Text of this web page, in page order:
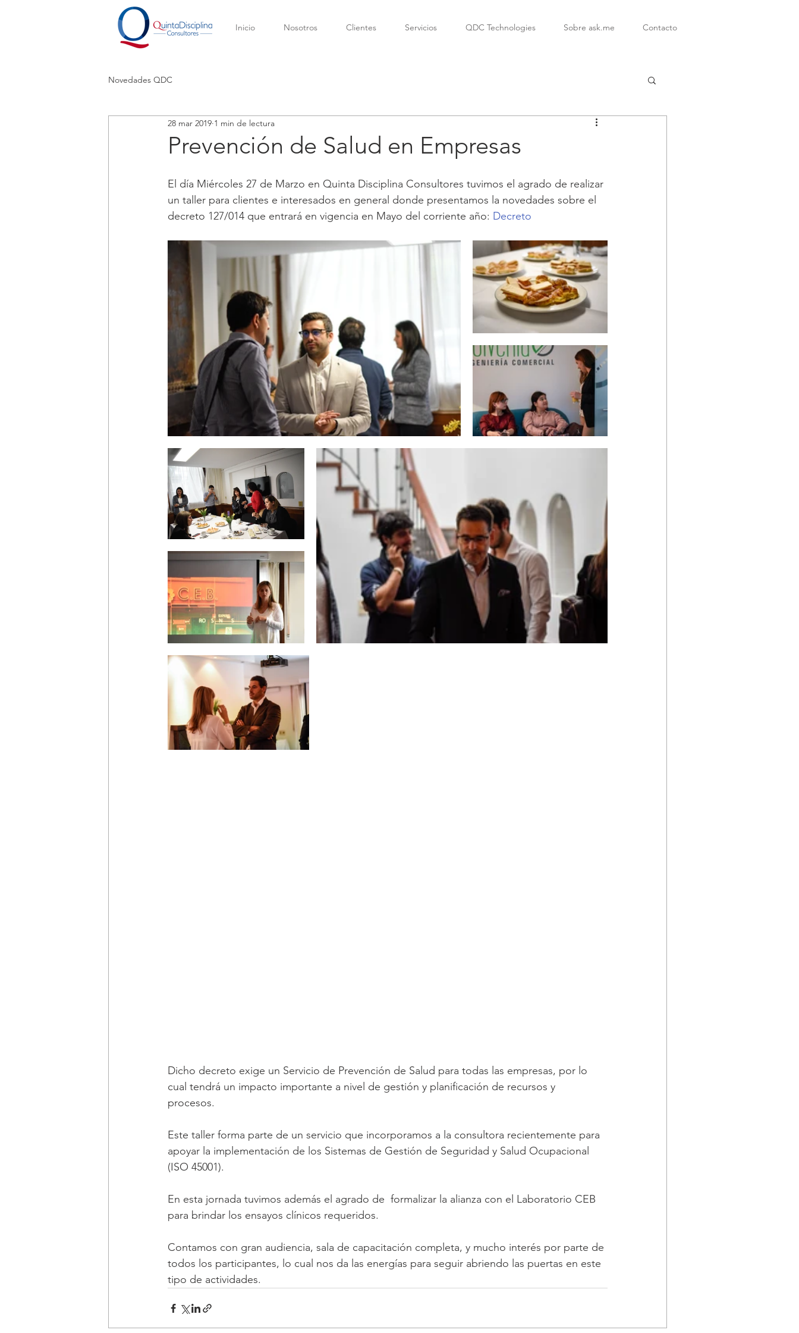
Inicio Nosotros Clientes Servicios QDC Technologies Sobre ask.me Contacto
Novedades QDC
Prevención de Salud en Empresas
28 mar 2019 1 min de lectura
El día Miércoles 27 de Marzo en Quinta Disciplina Consultores tuvimos el agrado de realizar
un taller para clientes e interesados en general donde presentamos la novedades sobre el
decreto 127/014 que entrará en vigencia en Mayo del corriente año: Decreto
Dicho decreto exige un Servicio de Prevención de Salud para todas las empresas, por lo
cual tendrá un impacto importante a nivel de gestión y planificación de recursos y
procesos.
Este taller forma parte de un servicio que incorporamos a la consultora recientemente para
apoyar la implementación de los Sistemas de Gestión de Seguridad y Salud Ocupacional
(ISO 45001).
En esta jornada tuvimos además el agrado de  formalizar la alianza con el Laboratorio CEB
para brindar los ensayos clínicos requeridos.
Contamos con gran audiencia, sala de capacitación completa, y mucho interés por parte de
todos los participantes, lo cual nos da las energías para seguir abriendo las puertas en este
tipo de actividades.